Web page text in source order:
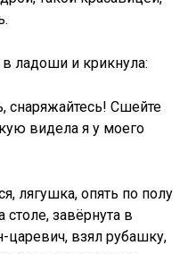
ладоши и крикнула:
снаряжайтесь! Сшейте
видела я у моего
лягушка, опять по полу
завёрнута в
царевич, взял рубашку,